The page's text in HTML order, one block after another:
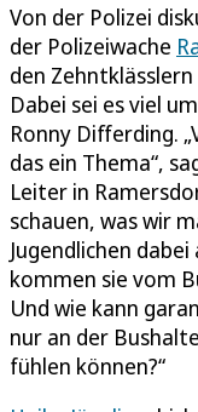
Von der Polizei
der Polizeiwache
den
Dabei sei es viel
Ronny Differding.
das ein Thema“,
Leiter in
schauen, was wir
Jugendlichen
kommen sie vom
Und wie kann
nur an der
fühlen können?“